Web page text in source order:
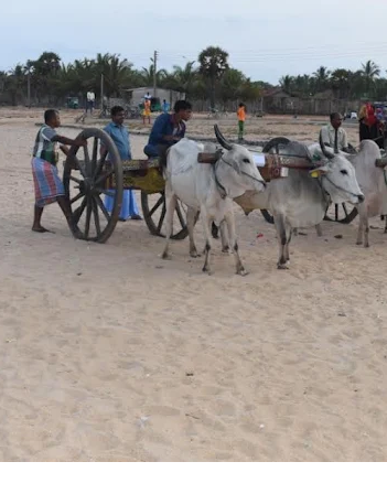
பொலிஸ் பிரிவில் அதிரடிப்
பல்கலைக்கழகத்தில் புவித் தகவல்
தேவை – பீடாதிபதி பேராசிரியர் எம். எம். பாஸில்
பயிர்ச்செய்கைகள் நாசம்- அறுவடைக்குத்
பல்கலைக்கழகத்திற்கு மேலும் ஓர் பெருமை
பல்கலையில் மூன்று நாட்கள், ஒன்பது
பதக்கங்கள் மற்றும் சிறப்புப் பரிசுகள்
பாடசாலைகளின் 75ஆவது ஆண்டு
பல்கலைக்கழக ஊழியர் சங்கத்தின் புதிய
ஆழ்த்தும் விபூதி மலை! – கதிர்காமத்தின்
லீடர் அஸ்ரப் வித்தியாலயத்தில் சுற்றாடல் சார்
ரியல் பிளாஸ்டர் விளையாட்டுக் கழகத்தின்